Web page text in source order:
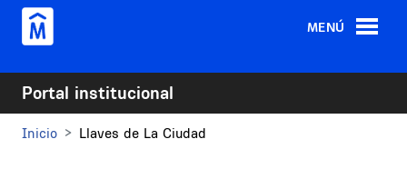
Pasar al contenido principal
MENÚ
Portal institucional
Inicio Llaves de La Ciudad